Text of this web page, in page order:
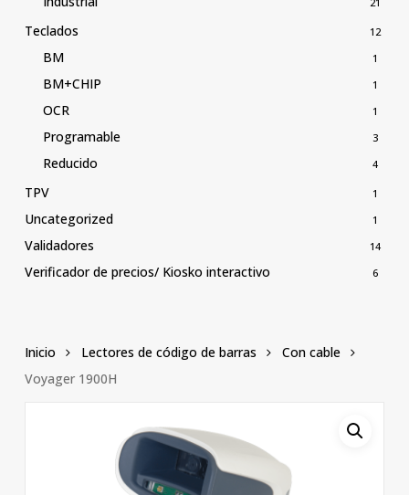
Teclados 12
BM 1
BM+CHIP 1
OCR 1
Programable 3
Reducido 4
TPV 1
Uncategorized 1
Validadores 14
Verificador de precios/ Kiosko interactivo 6
Inicio Lectores de código de barras
Con cable
Voyager 1900H